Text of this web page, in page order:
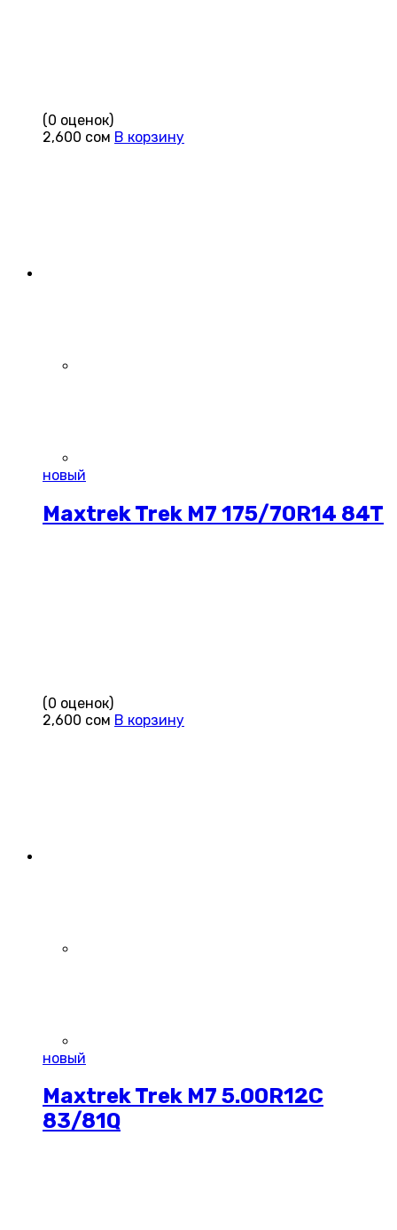
(0 оценок)
2,600 сом В корзину
новый
Maxtrek Trek M7 175/70R14 84T
(0 оценок)
2,600 сом В корзину
новый
Maxtrek Trek M7 5.00R12C
83/81Q